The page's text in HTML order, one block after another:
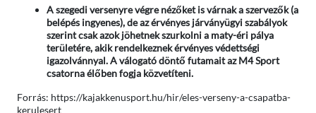
A szegedi versenyre végre nézőket is várnak a szervezők (a
belépés ingyenes), de az érvényes járványügyi szabályok
szerint csak azok jöhetnek szurkolni a maty-éri pálya
területére, akik rendelkeznek érvényes védettségi
igazolvánnyal. A válogató döntő futamait az M4 Sport
csatorna élőben fogja közvetíteni.
Forrás: https://kajakkenusport.hu/hir/eles-verseny-a-csapatba-
kerulesert